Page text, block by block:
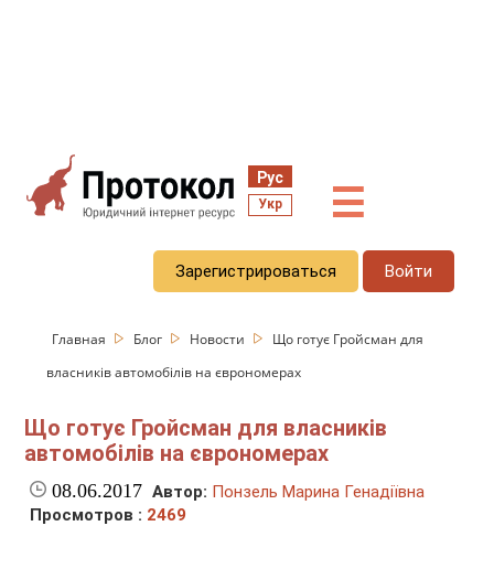
Рус
Укр ☰
Зарегистрироваться Войти
Главная Блог Новости
Що готує Гройсман для
власників автомобілів на єврономерах
Що готує Гройсман для власників
автомобілів на єврономерах
08.06.2017 Автор: Понзель Марина Генадіївна
Просмотров : 2469